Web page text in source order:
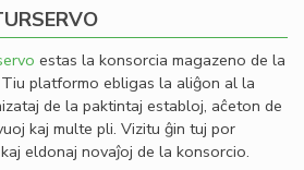
estas la konsorcia magazeno de la
platformo ebligas la aliĝon al la
de la paktintaj establoj, aĉeton de
kaj multe pli. Vizitu ĝin tuj por
eldonaj novaĵoj de la konsorcio.